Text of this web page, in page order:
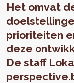
Het omvat
prioriteiten
deze
De staff